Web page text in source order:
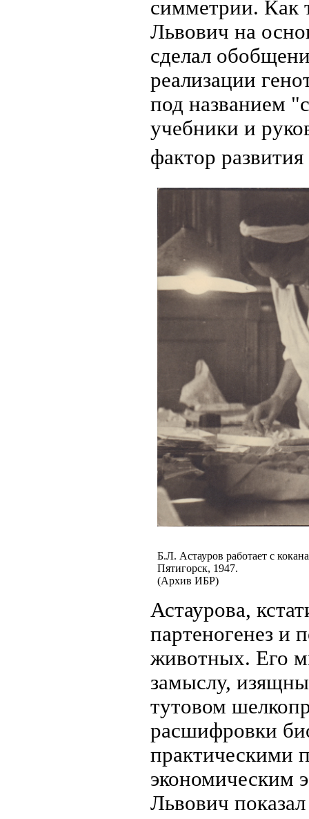
симметрии. Как
Львович на
сделал
реализации
под названием
учебники и
фактор
Б.Л. Астауров работает с
Пятигорск, 1947.
(Архив ИБР)
Астаурова,
партеногенез и
животных. Его
замыслу,
тутовом
расшифровки
практическими
экономическим
Львович